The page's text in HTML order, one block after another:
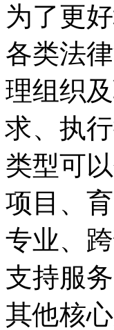
为了更
各类法
理组织
求、执
类型可
项目、
专业、
支持服
其他核